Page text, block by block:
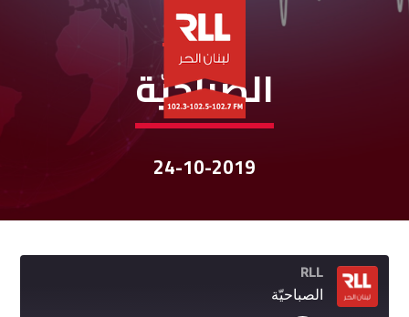
نشرات الأخبار
الصباحيّة
24-10-2019
RLL
الصباحيّة